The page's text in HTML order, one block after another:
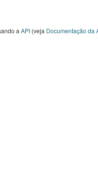
a API(veja Documentação da